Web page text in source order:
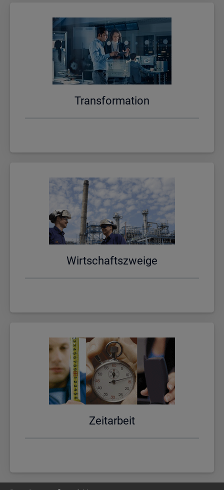
Trans­for­ma­ti­on
Wirt­schafts­zwei­ge
Zeit­ar­beit